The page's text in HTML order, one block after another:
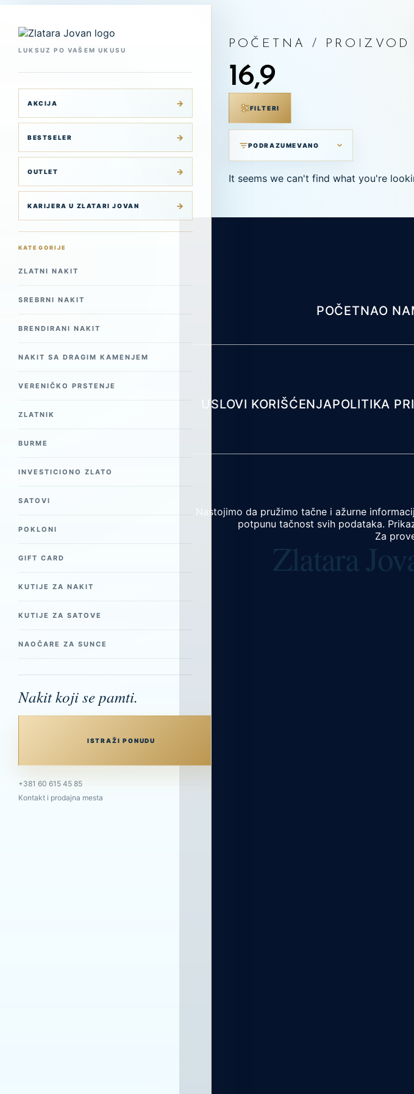
LUKSUZ PO VAŠEM UKUSU
AKCIJA
BESTSELER
OUTLET
KARIJERA U ZLATARI JOVAN
KATEGORIJE
ZLATNI NAKIT
SREBRNI NAKIT
BRENDIRANI NAKIT
NAKIT SA DRAGIM KAMENJEM
VERENIČKO PRSTENJE
ZLATNIK
BURME
INVESTICIONO ZLATO
SATOVI
POKLONI
GIFT CARD
KUTIJE ZA NAKIT
KUTIJE ZA SATOVE
NAOČARE ZA SUNCE
Nakit koji se pamti.
ISTRAŽI PONUDU
+381 60 615 45 85
Kontakt i prodajna mesta
POČETNA /
16,9
FILTERI
It seems we can't find what you're
POČETNAO
USLOVI KORIŠĆENJAPOLITIKA
Nastojimo da pružimo tačne i ažurne
potpunu tačnost svih podataka.
Za
Zlatara